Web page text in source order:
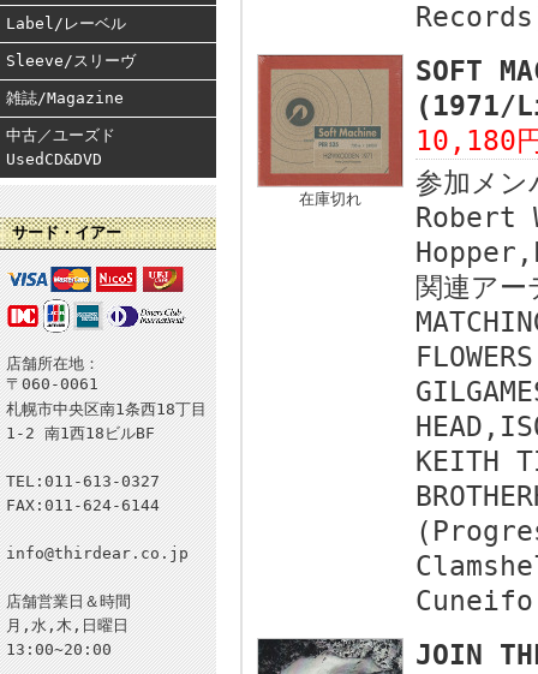
Label/レーベル
Sleeve/スリーヴ
雑誌/Magazine
中古／ユーズド
UsedCD&DVD
サード・イアー
店舗所在地：
〒060-0061
札幌市中央区南1条西18丁目
1-2 南1西18ビルBF
TEL:011-613-0327
FAX:011-624-6144
info@thirdear.co.jp
店舗営業日＆時間
月,水,木,日曜日
13:00~20:00
在庫切れ
SOFT
(1971/
10,180
参加メン
Robert
関連アー
KEITH
JOIN